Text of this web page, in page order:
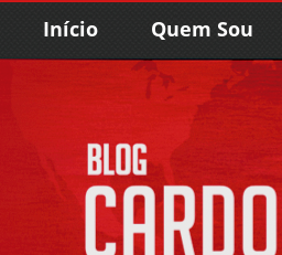
Início Quem Sou